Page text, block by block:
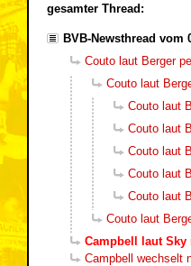
gesamter Thread:
BVB-Newsthread vom
Couto laut Berger
Couto laut
Couto laut
Couto laut
Couto laut
Couto laut
Couto laut
Couto laut
Campbell laut Sky
Campbell wechselt